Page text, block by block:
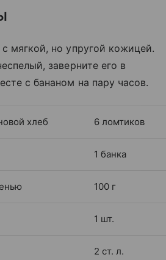
мягкой, но упругой кожицей.
заверните его в
с бананом на пару часов.
хлеб 6 ломтиков
1 банка
100 г
1 шт.
2 ст. л.